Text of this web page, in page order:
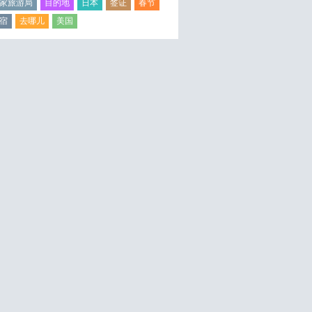
旅游局 目的地 日本 签证
春节
去哪儿 美国